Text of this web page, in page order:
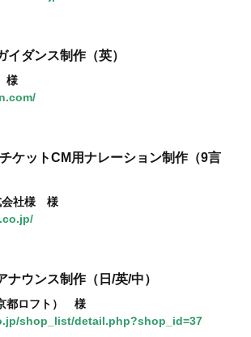
イダンス制作（英）
様
ケットCM用ナレーション制作（9言
会社様 様
ナウンス制作（日/英/中）
都ロフト） 様
shop_list/detail.php?shop_id=37